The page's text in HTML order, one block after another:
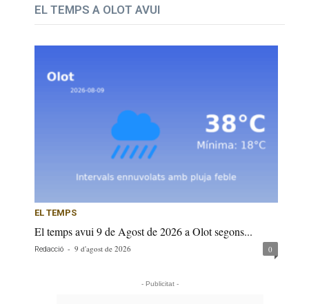
EL TEMPS A OLOT AVUI
EL TEMPS
El temps avui 9 de Agost de 2026 a Olot segons...
Redacció - 9 d'agost de 2026 0
- Publicitat -